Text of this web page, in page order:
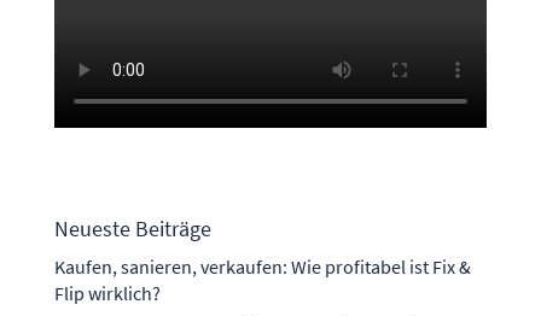
Neueste Beiträge
Kaufen, sanieren, verkaufen: Wie profitabel ist Fix &
Flip wirklich?